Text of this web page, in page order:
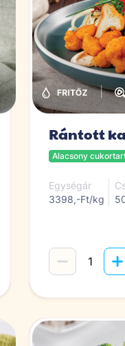
|
Rántott
Alacsony
Egységár
3398,-Ft/kg